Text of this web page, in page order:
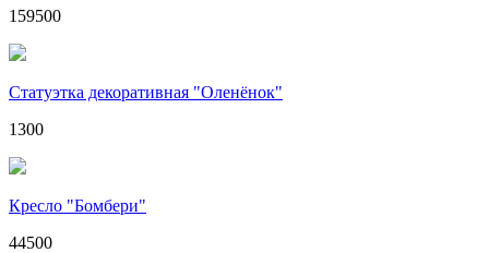
159500
Статуэтка декоративная "Оленёнок"
1300
Кресло "Бомбери"
44500